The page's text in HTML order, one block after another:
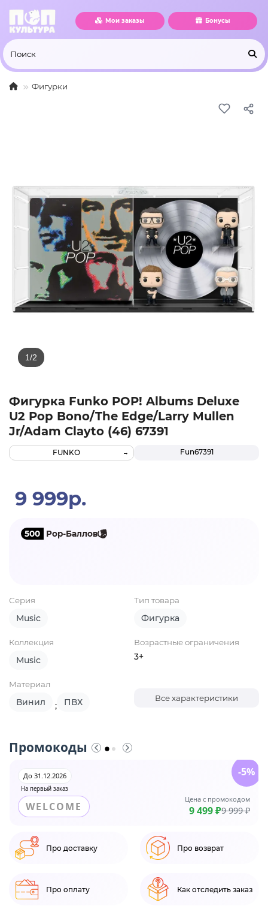
Мои заказы Бонусы
Фигурки
Фигурка Funko POP! Albums Deluxe
U2 Pop Bono/The Edge/Larry Mullen
Jr/Adam Clayto (46) 67391
Fun67391
FUNKO
9 999р.
500 Pop-Баллов
Серия
Music
Тип товара
Фигурка
Коллекция
Music
Возрастные ограничения
3+
Материал
Винил ; ПВХ Все характеристики
Промокоды
На первый заказ
До 31.12.2026
WELCOME
Цена с промокодом
9 499 ₽9 999 ₽
-5%
Про доставку Про возврат
Про оплату Как отследить заказ